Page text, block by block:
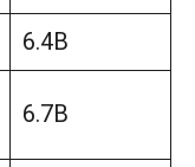
6.4B
6.7B